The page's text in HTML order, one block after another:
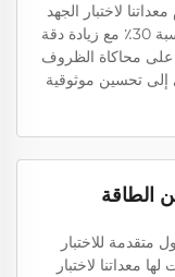
لاختبار الجهد
العالي، تمكنت من تقليل استهلاك الطاقة بنسبة 30٪ مع زيادة دقة
على محاكاة الظروف
إلى تحسين موثوقية
الطاقة
للاختبار
معداتنا لاختبار